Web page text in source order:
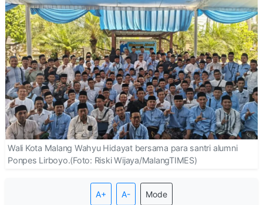
Wali Kota Malang Wahyu Hidayat bersama para santri alumni
Ponpes Lirboyo.(Foto: Riski Wijaya/MalangTIMES)
A+ A- Mode